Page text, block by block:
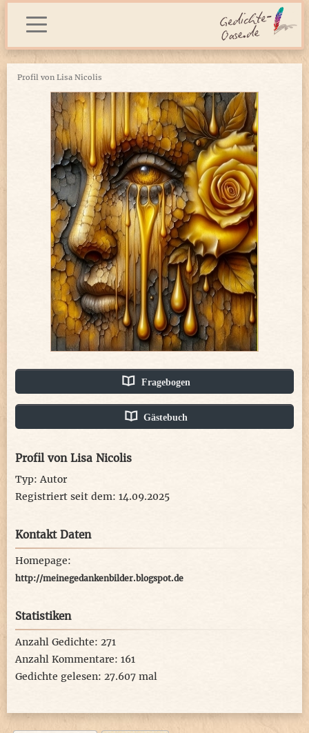
Profil von Lisa Nicolis
Fragebogen
Gästebuch
Profil von Lisa Nicolis
Typ: Autor
Registriert seit dem: 14.09.2025
Kontakt Daten
Homepage:
http://meinegedankenbilder.blogspot.de
Statistiken
Anzahl Gedichte: 271
Anzahl Kommentare: 161
Gedichte gelesen: 27.607 mal